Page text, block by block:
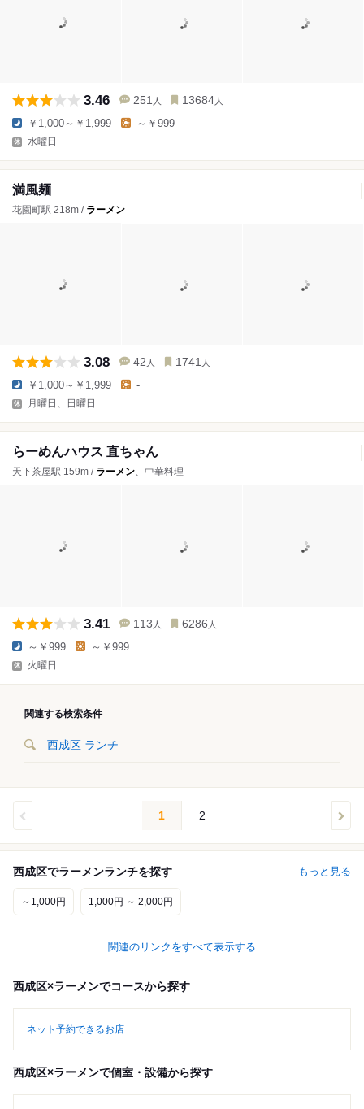
3.46 251 人 13684 人
￥1,000～￥1,999 ～￥999
水曜日
満風麺
花園町駅 218m / ラーメン
3.08 42 人 1741 人
￥1,000～￥1,999 -
月曜日、日曜日
らーめんハウス 直ちゃん
天下茶屋駅 159m / ラーメン、中華料理
3.41 113 人 6286 人
～￥999 ～￥999
火曜日
関連する検索条件
西成区 ランチ
1 2
西成区でラーメンランチを探す もっと見る
～1,000円 1,000円 ～ 2,000円
関連のリンクをすべて表示する
西成区×ラーメンでコースから探す
ネット予約できるお店
西成区×ラーメンで個室・設備から探す